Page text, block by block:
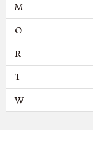
M
O
R
T
W